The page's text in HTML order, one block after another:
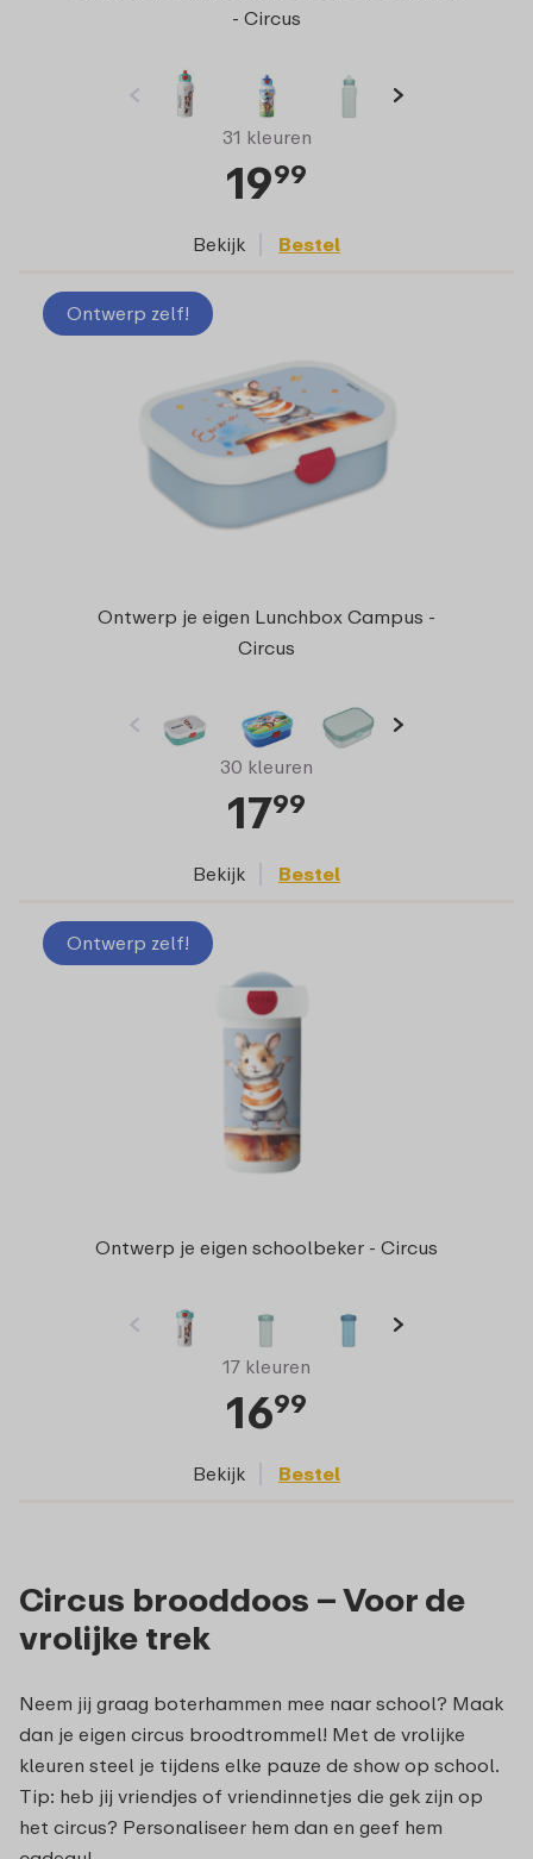
- Circus
31 kleuren
1999
Bekijk Bestel
Ontwerp zelf!
Ontwerp je eigen Lunchbox Campus -
Circus
30 kleuren
1799
Bekijk Bestel
Ontwerp zelf!
Ontwerp je eigen schoolbeker - Circus
17 kleuren
1699
Bekijk Bestel
Circus brooddoos – Voor de
vrolijke trek
Neem jij graag boterhammen mee naar school? Maak
dan je eigen circus broodtrommel! Met de vrolijke
kleuren steel je tijdens elke pauze de show op school.
Tip: heb jij vriendjes of vriendinnetjes die gek zijn op
het circus? Personaliseer hem dan en geef hem